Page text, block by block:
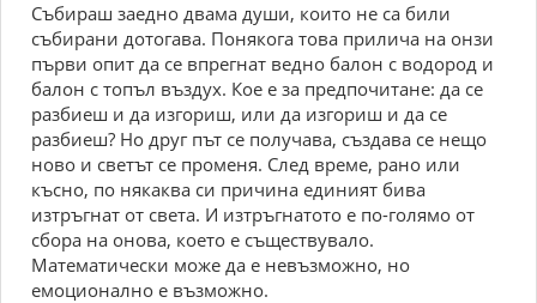
Събираш заедно двама души, които не са били
събирани дотогава. Понякога това прилича на онзи
първи опит да се впрегнат ведно балон с водород и
балон с топъл въздух. Кое е за предпочитане: да се
разбиеш и да изгориш, или да изгориш и да се
разбиеш? Но друг път се получава, създава се нещо
ново и светът се променя. След време, рано или
късно, по някаква си причина единият бива
изтръгнат от света. И изтръгнатото е по-голямо от
сбора на онова, което е съществувало.
Математически може да е невъзможно, но
емоционално е възможно.